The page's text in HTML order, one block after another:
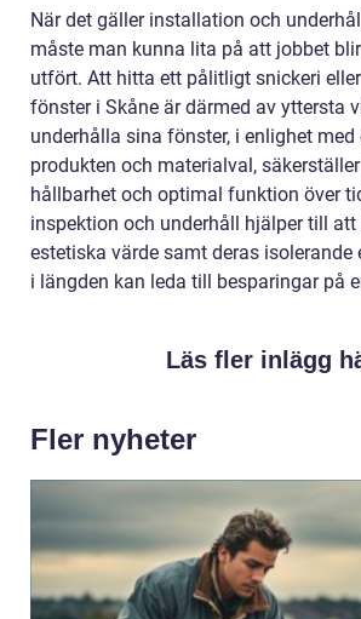
När det gäller installation och
måste man kunna lita på att jobbet
utfört. Att hitta ett pålitligt snickeri
fönster i Skåne är därmed av yttersta
underhålla sina fönster, i enlighet med
produkten och materialval,
hållbarhet och optimal funktion över
inspektion och underhåll hjälper till
estetiska värde samt deras isolerande
i längden kan leda till besparingar på
Läs fler inlägg
Fler nyheter